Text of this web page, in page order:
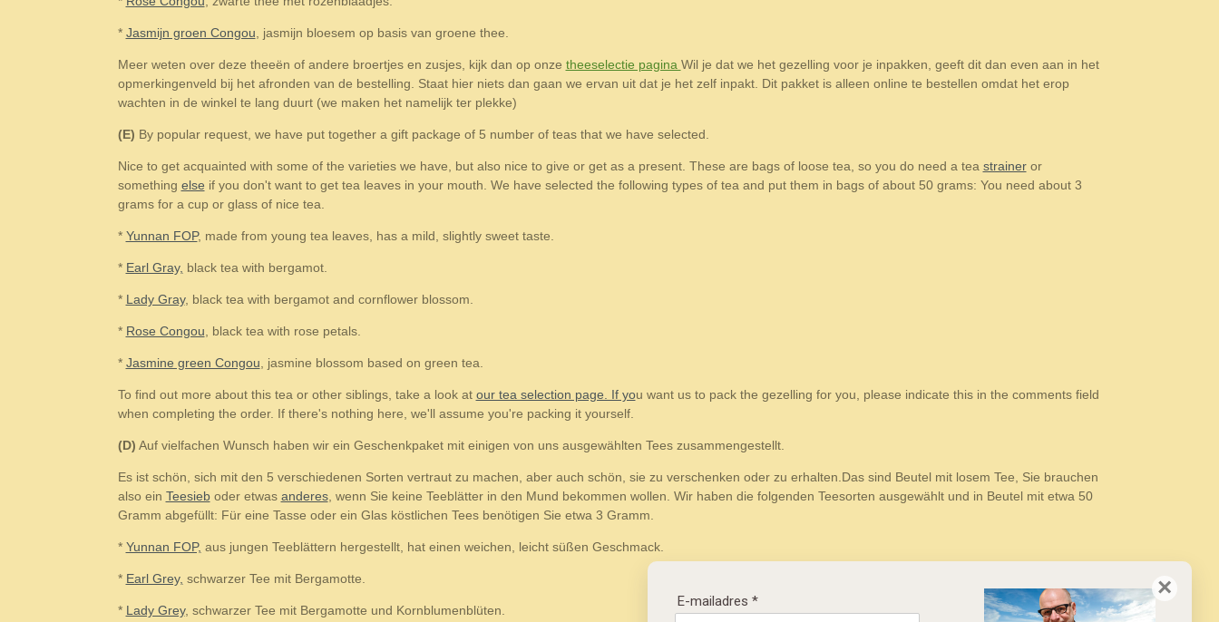
* Jasmijn groen Congou , jasmijn bloesem op basis van groene thee.
Meer weten over deze theeën of andere broertjes en zusjes, kijk dan op onze theeselectie pagina Wil je dat we het gezelling voor je inpakken, geeft dit dan even aan in het
opmerkingenveld bij het afronden van de bestelling. Staat hier niets dan gaan we ervan uit dat je het zelf inpakt. Dit pakket is alleen online te bestellen omdat het erop
wachten in de winkel te lang duurt (we maken het namelijk ter plekke)
(E) By popular request, we have put together a gift package of 5 number of teas that we have selected.
Nice to get acquainted with some of the varieties we have, but also nice to give or get as a present. These are bags of loose tea, so you do need a tea straineror
something else if you don't want to get tea leaves in your mouth. We have selected the following types of tea and put them in bags of about 50 grams: You need about 3
grams for a cup or glass of nice tea.
* Yunnan FOP, made from young tea leaves, has a mild, slightly sweet taste.
* Earl Gray, black tea with bergamot.
* Lady Gray, black tea with bergamot and cornflower blossom.
* Rose Congou , black tea with rose petals.
* Jasmine green Congou , jasmine blossom based on green tea.
To find out more about this tea or other siblings, take a look at our tea selection page. If you want us to pack the gezelling for you, please indicate this in the comments field
when completing the order. If there's nothing here, we'll assume you're packing it yourself.
(D) Auf vielfachen Wunsch haben wir ein Geschenkpaket mit einigen von uns ausgewählten Tees zusammengestellt.
Es ist schön, sich mit den 5 verschiedenen Sorten vertraut zu machen, aber auch schön, sie zu verschenken oder zu erhalten.Das sind Beutel mit losem Tee, Sie brauchen
also ein Teesieboder etwas anderes, wenn Sie keine Teeblätter in den Mund bekommen wollen. Wir haben die folgenden Teesorten ausgewählt und in Beutel mit etwa 50
Gramm abgefüllt: Für eine Tasse oder ein Glas köstlichen Tees benötigen Sie etwa 3 Gramm.
* Yunnan FOP, aus jungen Teeblättern hergestellt, hat einen weichen, leicht süßen Geschmack.
* Earl Grey, schwarzer Tee mit Bergamotte.
* Lady Grey, schwarzer Tee mit Bergamotte und Kornblumenblüten.
×
E-mailadres *